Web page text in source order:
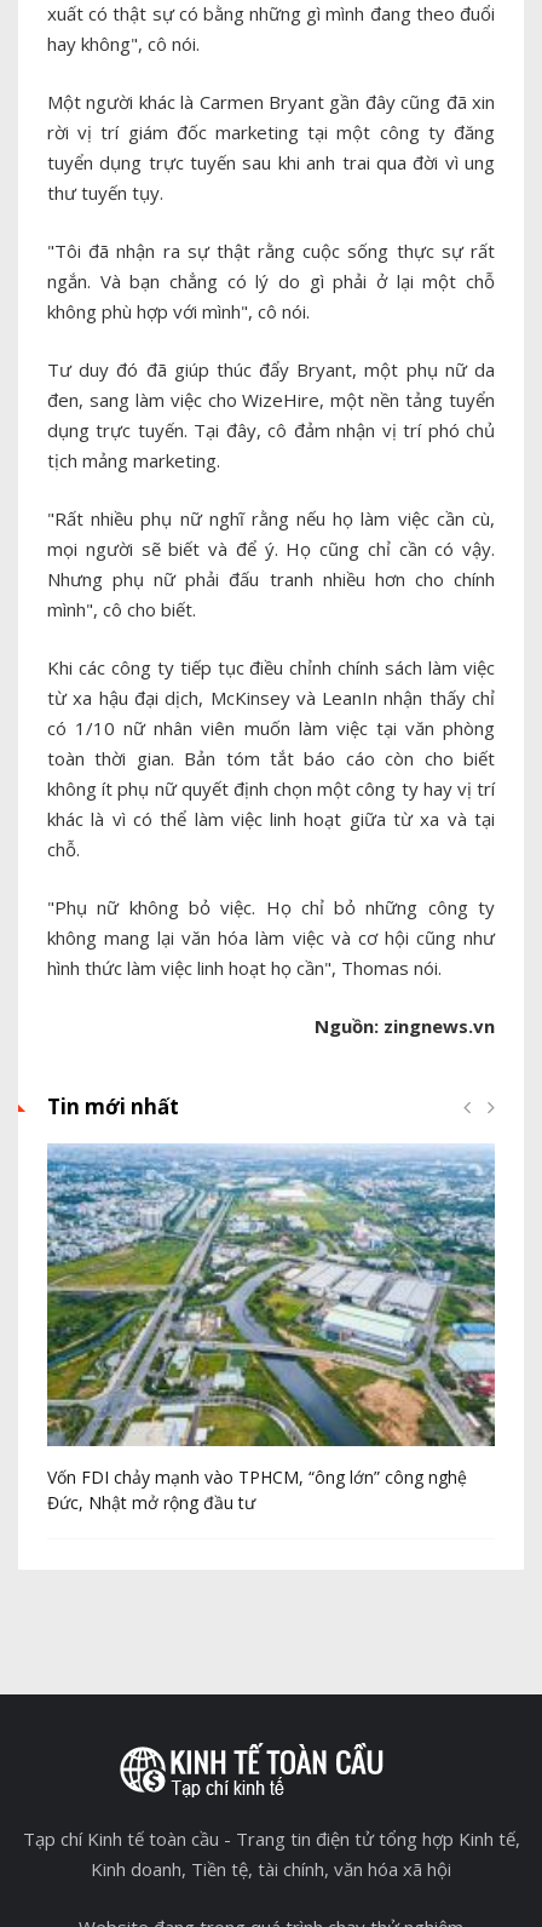
xuất có thật sự có bằng những gì mình đang theo đuổi
hay không", cô nói.
Một người khác là Carmen Bryant gần đây cũng đã xin
rời vị trí giám đốc marketing tại một công ty đăng
tuyển dụng trực tuyến sau khi anh trai qua đời vì ung
thư tuyến tụy.
"Tôi đã nhận ra sự thật rằng cuộc sống thực sự rất
ngắn. Và bạn chẳng có lý do gì phải ở lại một chỗ
không phù hợp với mình", cô nói.
Tư duy đó đã giúp thúc đẩy Bryant, một phụ nữ da
đen, sang làm việc cho WizeHire, một nền tảng tuyển
dụng trực tuyến. Tại đây, cô đảm nhận vị trí phó chủ
tịch mảng marketing.
"Rất nhiều phụ nữ nghĩ rằng nếu họ làm việc cần cù,
mọi người sẽ biết và để ý. Họ cũng chỉ cần có vậy.
Nhưng phụ nữ phải đấu tranh nhiều hơn cho chính
mình", cô cho biết.
Khi các công ty tiếp tục điều chỉnh chính sách làm việc
từ xa hậu đại dịch, McKinsey và LeanIn nhận thấy chỉ
có 1/10 nữ nhân viên muốn làm việc tại văn phòng
toàn thời gian. Bản tóm tắt báo cáo còn cho biết
không ít phụ nữ quyết định chọn một công ty hay vị trí
khác là vì có thể làm việc linh hoạt giữa từ xa và tại
chỗ.
"Phụ nữ không bỏ việc. Họ chỉ bỏ những công ty
không mang lại văn hóa làm việc và cơ hội cũng như
hình thức làm việc linh hoạt họ cần", Thomas nói.
Nguồn: zingnews.vn
Tin mới nhất
Vốn FDI chảy mạnh vào TPHCM, “ông lớn” công nghệ
Đức, Nhật mở rộng đầu tư
Tạp chí Kinh tế toàn cầu - Trang tin điện tử tổng hợp Kinh tế,
Kinh doanh, Tiền tệ, tài chính, văn hóa xã hội